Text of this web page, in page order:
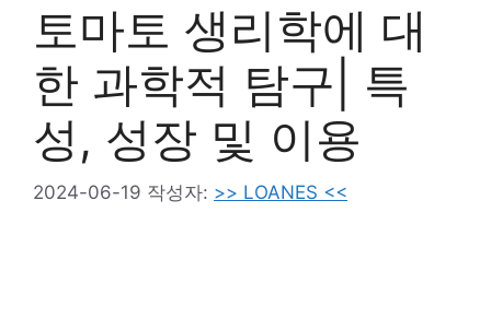
토마토 생리학에 대
한 과학적 탐구| 특
성, 성장 및 이용
2024-06-19 작성자: >> LOANES <<